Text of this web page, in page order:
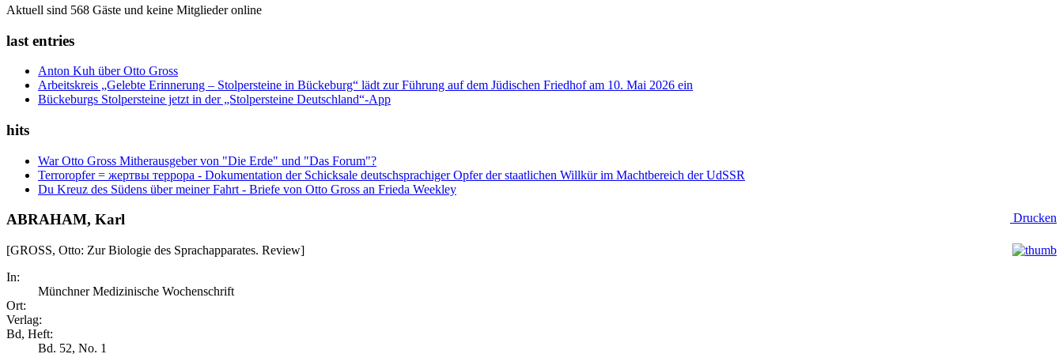
Aktuell sind 568 Gäste und keine Mitglieder online
last entries
Anton Kuh über Otto Gross
Arbeitskreis „Gelebte Erinnerung – Stolpersteine in Bückeburg“ lädt zur Führung auf dem Jüdischen Friedhof am 10. Mai 2026 ein
Bückeburgs Stolpersteine jetzt in der „Stolpersteine Deutschland“-App
hits
War Otto Gross Mitherausgeber von "Die Erde" und "Das Forum"?
Terroropfer = жертвы террора - Dokumentation der Schicksale deutschsprachiger Opfer der staatlichen Willkür im Machtbereich der UdSSR
Du Kreuz des Südens über meiner Fahrt - Briefe von Otto Gross an Frieda Weekley
Drucken
ABRAHAM, Karl
[GROSS, Otto: Zur Biologie des Sprachapparates. Review]
In:
Münchner Medizinische Wochenschrift
Ort:
Verlag:
Bd, Heft:
Bd. 52, No. 1